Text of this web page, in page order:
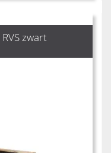
zwart